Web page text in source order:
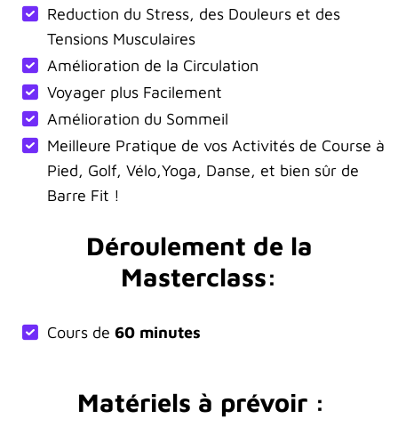
Reduction du Stress, des Douleurs et des
Tensions Musculaires
Amélioration de la Circulation
Voyager plus Facilement
Amélioration du Sommeil
Meilleure Pratique de vos Activités de Course à
Pied, Golf, Vélo,Yoga, Danse, et bien sûr de
Barre Fit !
Déroulement de la
Masterclass:
Cours de 60 minutes
Matériels à prévoir :